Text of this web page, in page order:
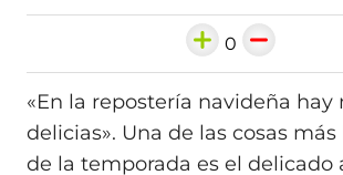
0
«En la repostería navideña hay
delicias». Una de las cosas
de la temporada es el delicado